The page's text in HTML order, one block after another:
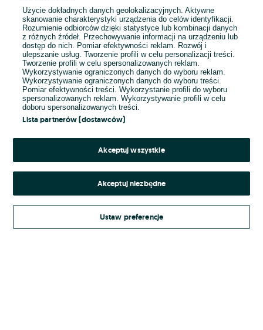
E-mail
Hasło
Kontynuując za pośrednictwem jednego z dostawców wskazanych powyżej,
Regulamin serwisu OLX.pl w jego aktualnym brzmieniu.
Użycie dokładnych danych geolokalizacyjnych. Aktywne
skanowanie charakterystyki urządzenia do celów identyfikacji.
Rozumienie odbiorców dzięki statystyce lub kombinacji danych
z różnych źródeł. Przechowywanie informacji na urządzeniu lub
dostęp do nich. Pomiar efektywności reklam. Rozwój i
ulepszanie usług. Tworzenie profili w celu personalizacji treści.
Tworzenie profili w celu spersonalizowanych reklam.
Wykorzystywanie ograniczonych danych do wyboru reklam.
Wykorzystywanie ograniczonych danych do wyboru treści.
Pomiar efektywności treści. Wykorzystanie profili do wyboru
spersonalizowanych reklam. Wykorzystywanie profili w celu
doboru spersonalizowanych treści.
Lista partnerów (dostawców)
Akceptuj wszystkie
Akceptuj niezbędne
Ustaw preferencje